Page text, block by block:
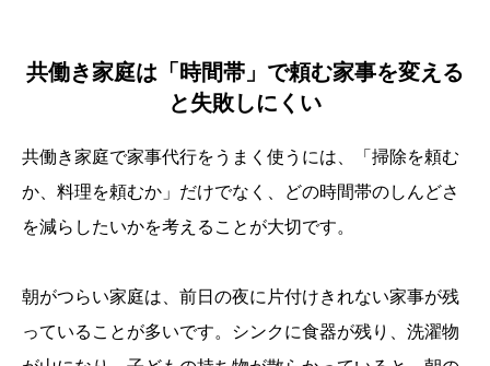
共働き家庭は「時間帯」で頼む家事を変える
と失敗しにくい
共働き家庭で家事代行をうまく使うには、「掃除を頼む
か、料理を頼むか」だけでなく、どの時間帯のしんどさ
を減らしたいかを考えることが大切です。
朝がつらい家庭は、前日の夜に片付けきれない家事が残
っていることが多いです。シンクに食器が残り、洗濯物